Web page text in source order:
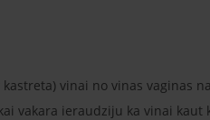
vinai no vinas vaginas
vakara ieraudziju ka vinai